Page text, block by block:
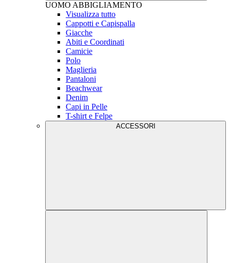
UOMO ABBIGLIAMENTO
Visualizza tutto
Cappotti e Capispalla
Giacche
Abiti e Coordinati
Camicie
Polo
Maglieria
Pantaloni
Beachwear
Denim
Capi in Pelle
T-shirt e Felpe
ACCESSORI